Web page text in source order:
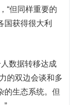
“但同样重要的
国获得很大利
数据转移达成
的双边会谈和多
的生态系统。但